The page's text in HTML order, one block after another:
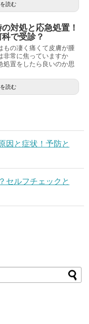
読む
対処と応急処置！
で受診？
もの凄く痛くて皮膚が腫
非常に焦っていますか
処置をしたら良いのか思
読む
因と症状！予防と
セルフチェックと